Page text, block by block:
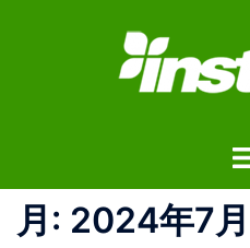
ス
ト
ル
メ
月: 2024年7月